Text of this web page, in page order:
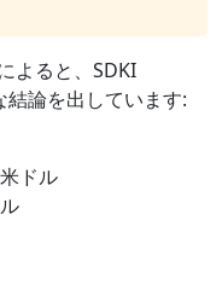
よると、SDKI
論を出しています:
ドル